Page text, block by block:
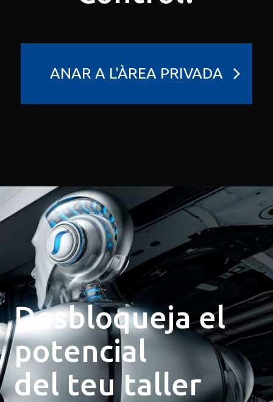
ANAR A L'ÀREA PRIVADA
Desbloqueja el
potencial
del teu taller